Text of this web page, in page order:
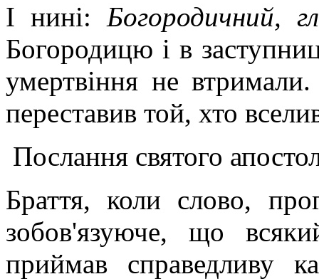
І нині: Богородичний,
Богородицю і в
умертвіння не
переставив той, хто
Послання святого
Браття, коли слово,
зобов'язуюче, що
приймав справедливу